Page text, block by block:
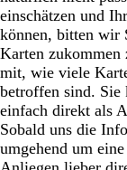
einschätzen und
können, bitten wir
Karten zukommen
mit, wie viele
betroffen sind. Sie
einfach direkt als
Sobald uns die
umgehend um